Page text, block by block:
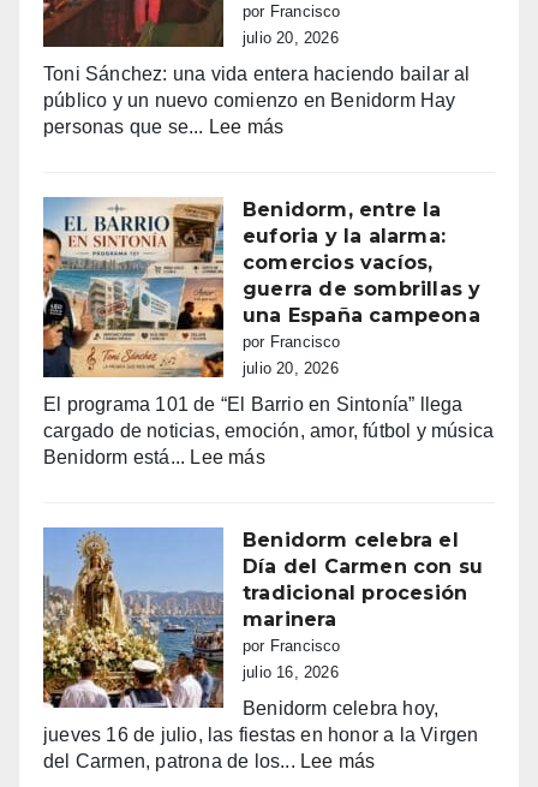
por Francisco
julio 20, 2026
Toni Sánchez: una vida entera haciendo bailar al
público y un nuevo comienzo en Benidorm Hay
personas que se... Lee más:
68
años
de
vida,
música
y
sueños
siguen
haciendo
Benidorm, entre la
euforia y la alarma:
comercios vacíos,
guerra de sombrillas y
una España campeona
por Francisco
julio 20, 2026
El programa 101 de “El Barrio en Sintonía” llega
cargado de noticias, emoción, amor, fútbol y música
Benidorm está... Lee más:
la
euforia
y
la
alarma:
comercios
guerra
de
sombrillas
Benidorm celebra el
Día del Carmen con su
tradicional procesión
marinera
por Francisco
julio 16, 2026
Benidorm celebra hoy,
jueves 16 de julio, las fiestas en honor a la Virgen
del Carmen, patrona de los... Lee más: